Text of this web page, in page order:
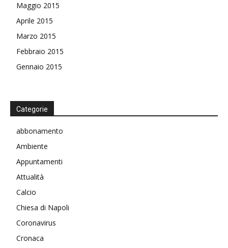
Maggio 2015
Aprile 2015
Marzo 2015
Febbraio 2015
Gennaio 2015
Categorie
abbonamento
Ambiente
Appuntamenti
Attualità
Calcio
Chiesa di Napoli
Coronavirus
Cronaca